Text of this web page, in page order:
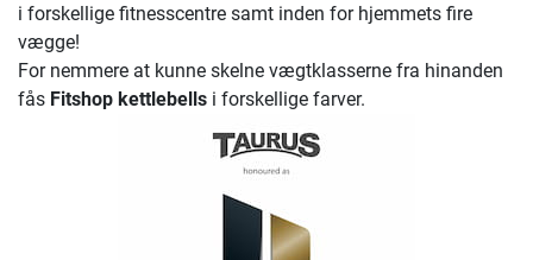
i forskellige fitnesscentre samt inden for hjemmets fire
vægge!
For nemmere at kunne skelne vægtklasserne fra hinanden
fås Fitshop kettlebells i forskellige farver.